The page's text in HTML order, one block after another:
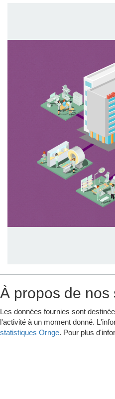
À propos de nos
Les données fournies sont
l'activité à un moment donné.
statistiques Ornge. Pour plus